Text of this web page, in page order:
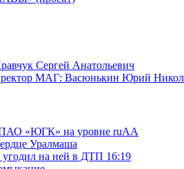
Сергей Анатольевич
МАГ: Васюнькин Юрий
ПАО «ЮГК» на уровне ruAА
Уралмаша
на ней в ДТП 16:19